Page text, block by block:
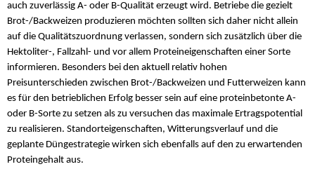
auch zuverlässig A- oder B-Qualität erzeugt wird. Betriebe die gezielt
Brot-/Backweizen produzieren möchten sollten sich daher nicht allein
auf die Qualitätszuordnung verlassen, sondern sich zusätzlich über die
Hektoliter-, Fallzahl- und vor allem Proteineigenschaften einer Sorte
informieren. Besonders bei den aktuell relativ hohen
Preisunterschieden zwischen Brot-/Backweizen und Futterweizen kann
es für den betrieblichen Erfolg besser sein auf eine proteinbetonte A-
oder B-Sorte zu setzen als zu versuchen das maximale Ertragspotential
zu realisieren. Standorteigenschaften, Witterungsverlauf und die
geplante Düngestrategie wirken sich ebenfalls auf den zu erwartenden
Proteingehalt aus.